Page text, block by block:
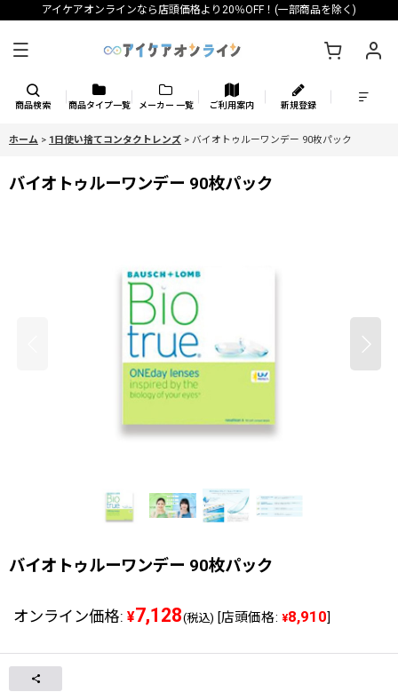
アイケアオンラインなら店頭価格より20％OFF！(一部商品を除く)
商品検索 商品タイプ一覧 メーカー 一覧 ご利用案内 新規登録
ホーム > 1日使い捨てコンタクトレンズ > バイオトゥルーワンデー 90枚パック
バイオトゥルーワンデー 90枚パック
バイオトゥルーワンデー 90枚パック
オンライン価格: ¥7,128(税込) [店頭価格: ¥8,910]